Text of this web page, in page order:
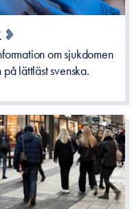
om sjukdomen
lättläst svenska.